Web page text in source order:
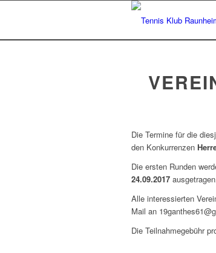
Die Termine für die
den Konkurrenzen
Die ersten Runden
24.09.2017
Alle interessierten
Mail an
Die Teilnahmegebühr